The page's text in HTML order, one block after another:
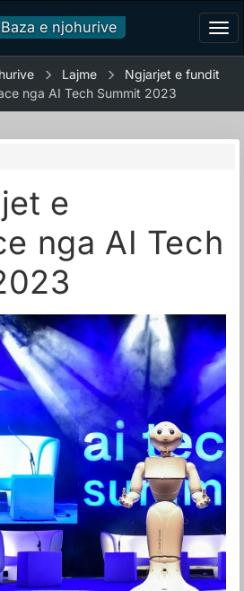
Baza e njohurive
Lajme
Ngjarjet e fundit
nga AI Tech Summit 2023
e
nga AI Tech